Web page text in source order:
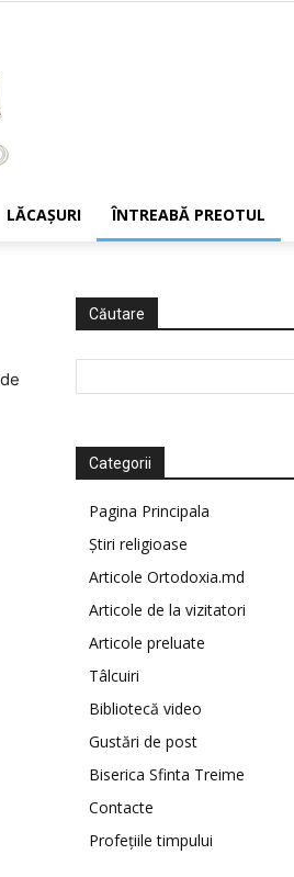
LĂCAŞURI ÎNTREABĂ PREOTUL
Căutare
Categorii
Pagina Principala
Știri religioase
Articole Ortodoxia.md
Articole de la vizitatori
Articole preluate
Tâlcuiri
Bibliotecă video
Gustări de post
Biserica Sfinta Treime
Contacte
Profețiile timpului